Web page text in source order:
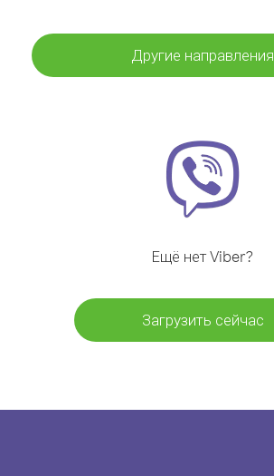
Другие направления
Ещё нет Viber?
Загрузить сейчас